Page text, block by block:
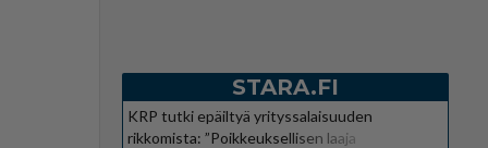
STARA.FI
KRP tutki epäiltyä yrityssalaisuuden
rikkomista: ”Poikkeuksellisen laaja